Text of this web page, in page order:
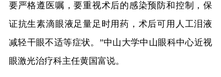
要严格遵医嘱，要重视术后的感染预防和控制，保
证抗生素滴眼液足量足时用药，术后可用人工泪液
减轻干眼不适等症状。”中山大学中山眼科中心近视
眼激光治疗科主任黄国富说。